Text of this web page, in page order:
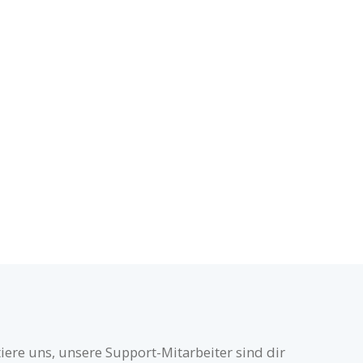
uns, unsere Support-Mitarbeiter sind dir